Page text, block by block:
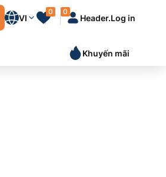
VI
0 0
Header.Log in
Khuyến mãi